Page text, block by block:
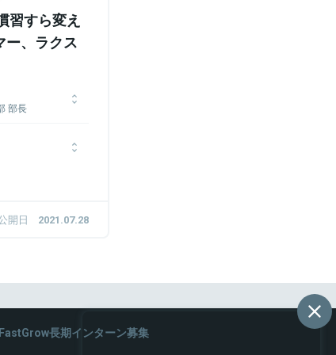
習すら変え
ー、ラクス
部長
当。帰国後、業
億円から550億円
ラットフォーム
ーザー光学部品
ロジスティクスな
開日 2021.07.28
FastGrow長期インターン募集